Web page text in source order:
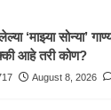
‘माझ्या सोन्या’
आहे तरी कोण?
August 8, 2026